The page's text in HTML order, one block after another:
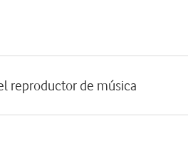
reproductor de música